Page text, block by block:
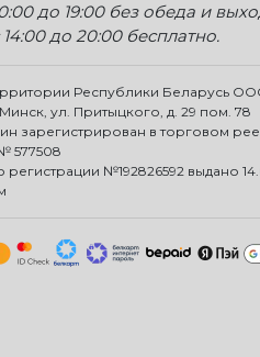
до 19:00 без обеда и
до 20:00 бесплатно.
Республики Беларусь
Минск, ул. Притыцкого, д. 29 пом. 78
зарегистрирован в торговом
577508
регистрации №192826592 выдано